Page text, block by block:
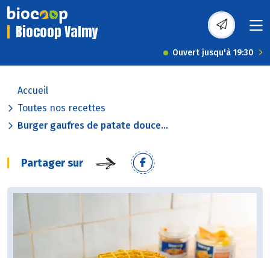
Biocoop Valmy
Ouvert jusqu'à 19:30
Accueil
Toutes nos recettes
Burger gaufres de patate douce...
Partager sur